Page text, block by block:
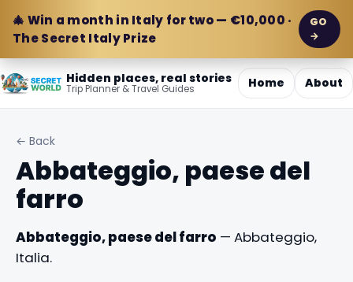
🎄 Win a month in Italy for two — €10,000 ·
The Secret Italy Prize
GO
→
Hidden places, real stories
Trip Planner & Travel Guides Home About
← Back
Abbateggio, paese del
farro
Abbateggio, paese del farro — Abbateggio,
Italia.